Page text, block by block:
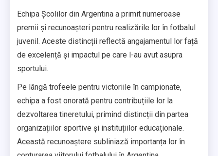
Echipa Școlilor din Argentina a primit numeroase
premii și recunoașteri pentru realizările lor în fotbalul
juvenil. Aceste distincții reflectă angajamentul lor față
de excelență și impactul pe care l-au avut asupra
sportului.
Pe lângă trofeele pentru victoriile în campionate,
echipa a fost onorată pentru contribuțiile lor la
dezvoltarea tineretului, primind distincții din partea
organizațiilor sportive și instituțiilor educaționale.
Această recunoaștere subliniază importanța lor în